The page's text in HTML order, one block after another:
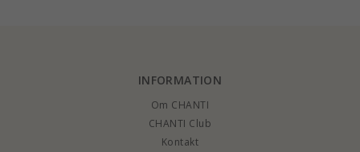
INFORMATION
Om CHANTI
CHANTI Club
Kontakt